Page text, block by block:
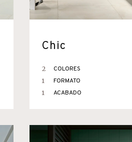
Chic
2 COLORES
1 FORMATO
1 ACABADO